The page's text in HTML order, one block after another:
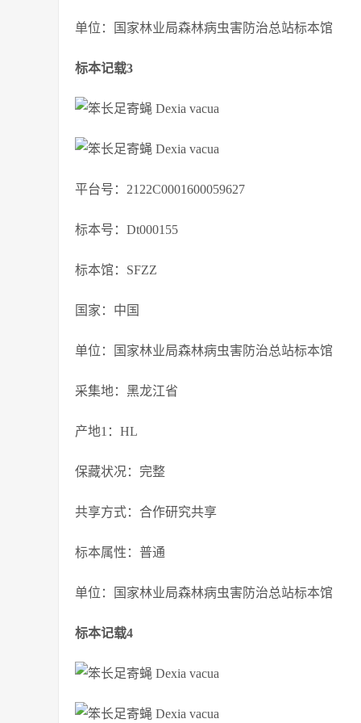
单位：国家林业局森林病虫害防治总站标本馆
标本记载3
平台号：2122C0001600059627
标本号：Dt000155
标本馆：SFZZ
国家：中国
单位：国家林业局森林病虫害防治总站标本馆
采集地：黑龙江省
产地1：HL
保藏状况：完整
共享方式：合作研究共享
标本属性：普通
单位：国家林业局森林病虫害防治总站标本馆
标本记载4